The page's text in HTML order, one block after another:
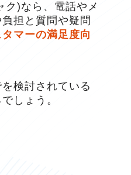
)なら、電話やメ
担と質問や疑問
タマーの満足度向
を検討されている
しょう。